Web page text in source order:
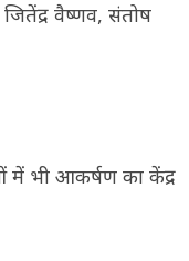
वैष्णव, संतोष
में भी आकर्षण का केंद्र